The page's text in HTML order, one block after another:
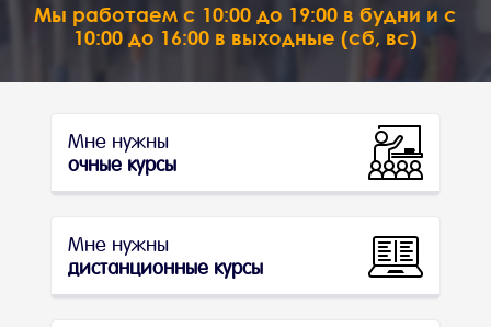
Мы работаем с 10:00 до 19:00 в будни и с
10:00 до 16:00 в выходные (сб, вс)
Мне нужны
очные курсы
Мне нужны
дистанционные курсы